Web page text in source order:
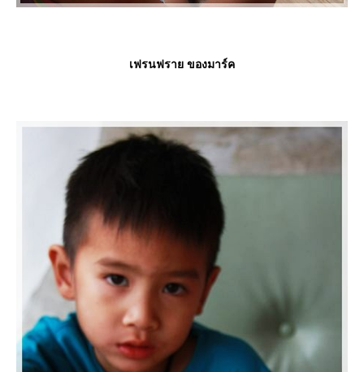
เฟรนฟราย ของมาร์ค